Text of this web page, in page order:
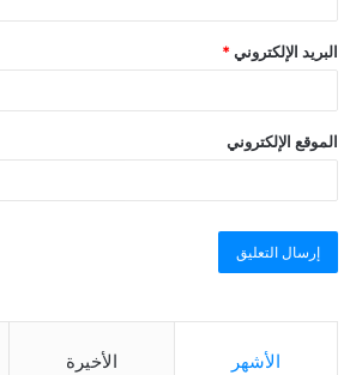
البريد الإلكتروني *
الموقع الإلكتروني
الأشهر الأخيرة